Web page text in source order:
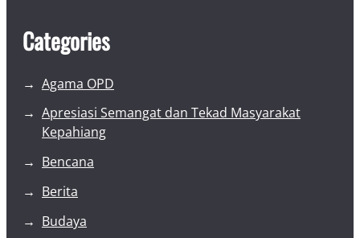
Categories
Agama OPD
Apresiasi Semangat dan Tekad Masyarakat
Kepahiang
Bencana
Berita
Budaya